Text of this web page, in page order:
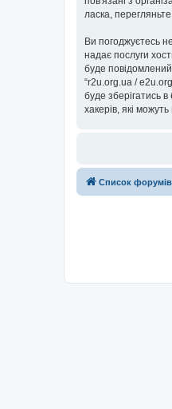
ласка,
Ви погоджуєтесь
надає послуги
буде
“r2u.org.ua /
буде зберігатись
хакерів, які
Список форумів